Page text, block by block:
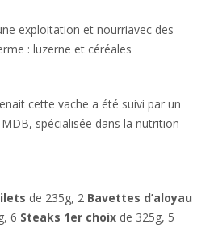
exploitation et nourriavec des
: luzerne et céréales
cette vache a été suivi par un
spécialisée dans la nutrition
de 235g, 2 Bavettes d’aloyau
6 Steaks 1er choix de 325g, 5